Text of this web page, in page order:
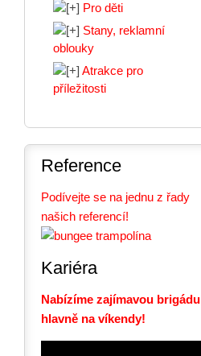
Pro děti
Stany, reklamní
oblouky
Atrakce pro
příležitosti
Reference
Podívejte se na jednu z řady
našich referencí!
Kariéra
Nabízíme zajímavou brigádu
hlavně na víkendy!